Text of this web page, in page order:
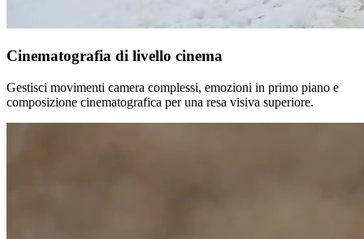
Cinematografia di livello cinema
Gestisci movimenti camera complessi, emozioni in primo piano e
composizione cinematografica per una resa visiva superiore.